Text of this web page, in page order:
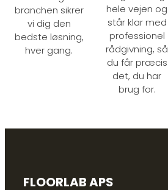
branchen sikrer
vi dig den
bedste løsning,
hver gang.
hele vejen og
står klar med
professionel
rådgivning, så
du får præcis
det, du har
brug for.
FLOORLAB APS